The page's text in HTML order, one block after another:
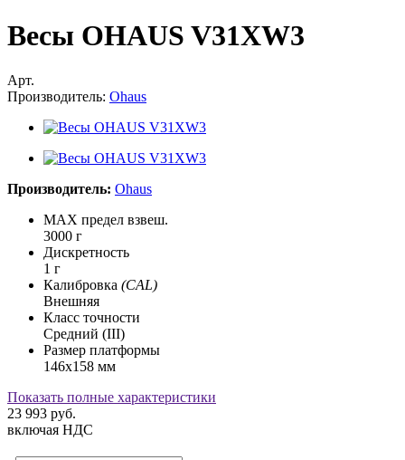
Весы OHAUS V31XW3
Арт.
Производитель: Ohaus
Производитель: Ohaus
MAX предел взвеш.
3000 г
Дискретность
1 г
Калибровка (CAL)
Внешняя
Класс точности
Средний (III)
Размер платформы
146х158 мм
Показать полные характеристики
23 993 руб.
включая НДС